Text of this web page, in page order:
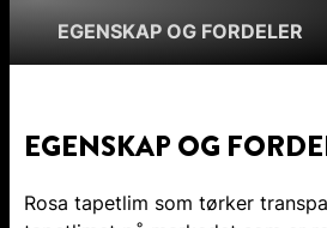
EGENSKAP OG FORDELER
EGENSKAP OG
Rosa tapetlim som tørker